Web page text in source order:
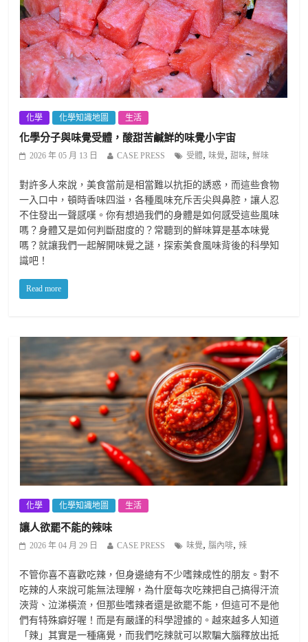
化學 化學知識地圖 生活
化學分子與味覺受體，酸甜苦鹹鮮的味覺小宇宙
2026 年 05 月 13 日 CASE PRESS 受體, 味覺,甜味,鮮味
對許多人來說，美食當前是相當難以抗拒的誘惑，而這些食物
一入口中，頓時香味四溢，各種風味充斥舌尖與鼻腔，讓人忍
不住發出一聲感嘆。你有想過我們的身體是如何感受這些風味
嗎？身體又是如何判斷甜度的？常聽到的鮮味算是基本味覺
嗎？就讓我們一起解開味覺之謎，探索美食風味背後的科學知
識吧！
Read more
化學 化學知識地圖 生活
讓人欲罷不能的辣味
2026 年 04 月 29 日 CASE PRESS 味覺,腦內啡,辣
不管你喜不喜歡吃辣，但身邊總有不少嗜辣成性的朋友。對不
吃辣的人來說可能無法理解，為什麼每次吃辣把自己搞得汗流
浹背、泣涕橫流，但那些嗜辣者還是欲罷不能，但這可不是他
們有特殊癖好喔！而是有嚴謹的科學證據的。越來越多人知道
「辣」其實是一種痛覺，而我們吃辣就可以欺騙大腦釋放出抵